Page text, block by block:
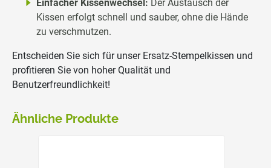
Einfacher Kissenwechsel: Der Austausch der
Kissen erfolgt schnell und sauber, ohne die Hände
zu verschmutzen.
Entscheiden Sie sich für unser Ersatz-Stempelkissen und
profitieren Sie von hoher Qualität und
Benutzerfreundlichkeit!
Ähnliche Produkte